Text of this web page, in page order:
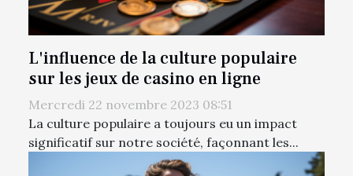
L'influence de la culture populaire
sur les jeux de casino en ligne
Mercredi 22 novembre 2023 08:51
La culture populaire a toujours eu un impact
significatif sur notre société, façonnant les...